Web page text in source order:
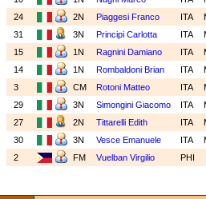
24
2N Piaggesi Franco ITA
31
3N Principi Carlotta ITA
15
1N Ragnini Damiano ITA
14
1N Rombaldoni Brian ITA
3
CM Rotoni Matteo ITA
29
3N Simongini Giacomo ITA
27
2N Tittarelli Edith ITA
30
3N Vesce Emanuele ITA
2
FM Vuelban Virgilio PHI